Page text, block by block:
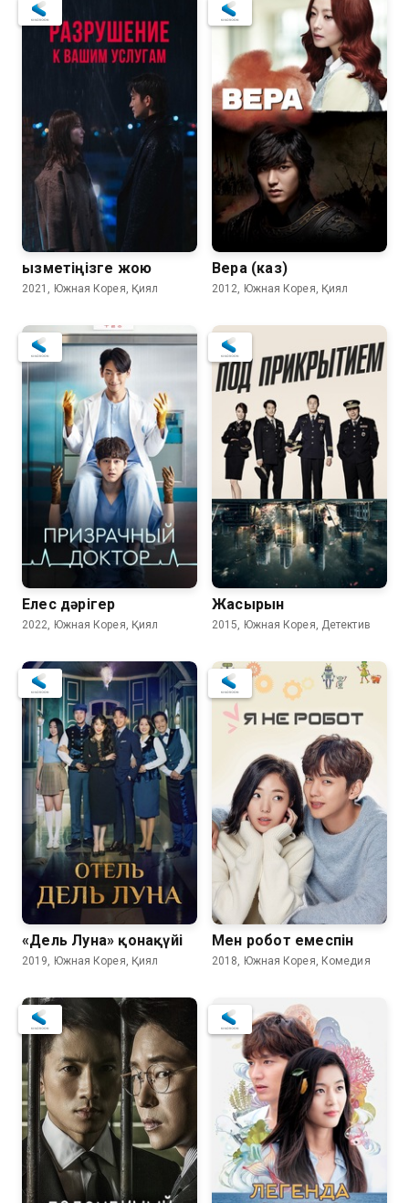
Қызметіңізге жою
2021, Южная Корея, Қиял
Вера (каз)
2012, Южная Корея, Қиял
Елес дәрігер
2022, Южная Корея, Қиял
Жасырын
2015, Южная Корея, Детектив
«Дель Луна» қонақүйі
2019, Южная Корея, Қиял
Мен робот емеспін
2018, Южная Корея, Комедия